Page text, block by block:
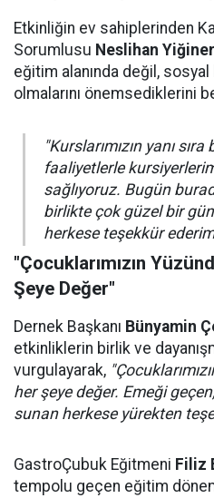
Etkinliğin ev sahiplerinden
Sorumlusu Neslihan Yiğiner
eğitim alanında değil, sosyal
olmalarını önemsediklerini
"Kurslarımızın yanı
faaliyetlerle
sağlıyoruz. Bugün
birlikte çok güzel bir
herkese teşekkür
"Çocuklarımızın
Şeye Değer"
Dernek Başkanı Bünyamin
etkinliklerin birlik ve
vurgulayarak,
her şeye değer. Emeği
sunan herkese yürekten
GastroÇubuk Eğitmeni Filiz
tempolu geçen eğitim